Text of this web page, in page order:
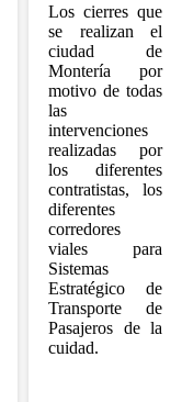
Los cierres que
se realizan el
ciudad de
Montería por
motivo de todas
las
intervenciones
realizadas por
los diferentes
contratistas, los
diferentes
corredores
viales para
Sistemas
Estratégico de
Transporte de
Pasajeros de la
cuidad.